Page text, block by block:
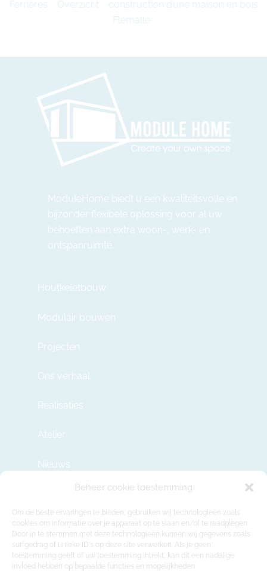
Beheer cookie toestemming
Om de beste ervaringen te bieden, gebruiken wij technologieën zoals
cookies om informatie over je apparaat op te slaan en/of te raadplegen.
Door in te stemmen met deze technologieën kunnen wij gegevens zoals
surfgedrag of unieke ID's op deze site verwerken. Als je geen
toestemming geeft of uw toestemming intrekt, kan dit een nadelige
invloed hebben op bepaalde functies en mogelijkheden.
Ferrières
Overzicht
construction d’une maison en bois
Flémalle
ModuleHome biedt u een kwaliteitsvolle en
bijzonder flexibele oplossing voor al uw
behoeften aan extra woon-, werk- en
ontspanruimte.
Houtkeletbouw
Modulair bouwen
Projecten
Ons verhaal
Realisaties
Atelier
Nieuws
info@modulehome.be
+32 2 669 36 50